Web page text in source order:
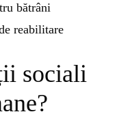
bătrâni
reabilitare
sociali